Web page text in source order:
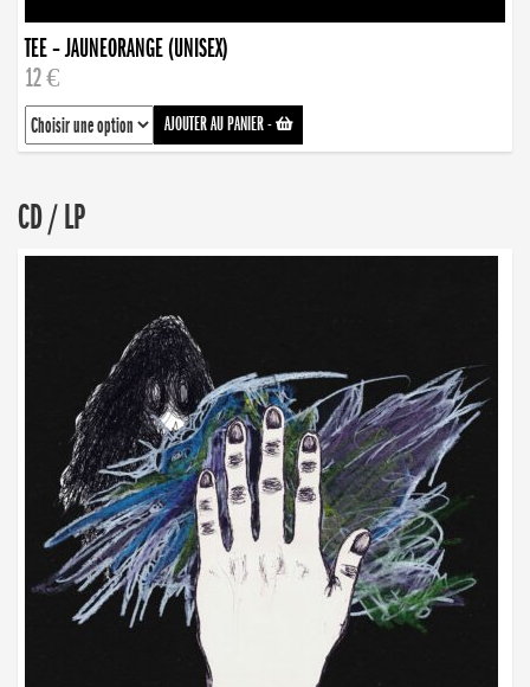
TEE – JAUNEORANGE (UNISEX)
12 €
AJOUTER AU PANIER-
CD / LP